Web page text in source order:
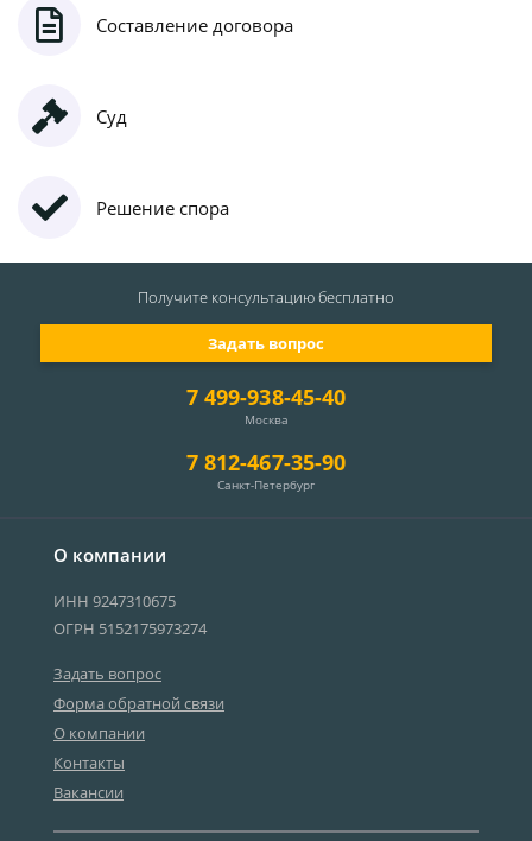
Составление договора
Суд
Решение спора
О компании
ИНН 9247310675
ОГРН 5152175973274
Задать вопрос
Форма обратной связи
О компании
Контакты
Вакансии
7 499-938-45-40
Москва
7 812-467-35-90
Санкт-Петербург
Задать вопрос
Получите консультациюбесплатно